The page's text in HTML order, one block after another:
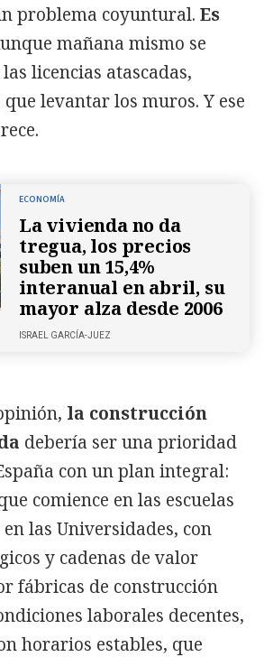
problema coyuntural. Es
mañana mismo se
licencias atascadas,
levantar los muros. Y ese
ECONOMÍA
La vivienda no da
tregua, los precios
suben un 15,4%
interanual en abril, su
mayor alza desde 2006
ISRAEL GARCÍA-JUEZ
la construcción
debería ser una prioridad
con un plan integral:
comience en las escuelas
las Universidades, con
y cadenas de valor
fábricas de construcción
laborales decentes,
horarios estables, que